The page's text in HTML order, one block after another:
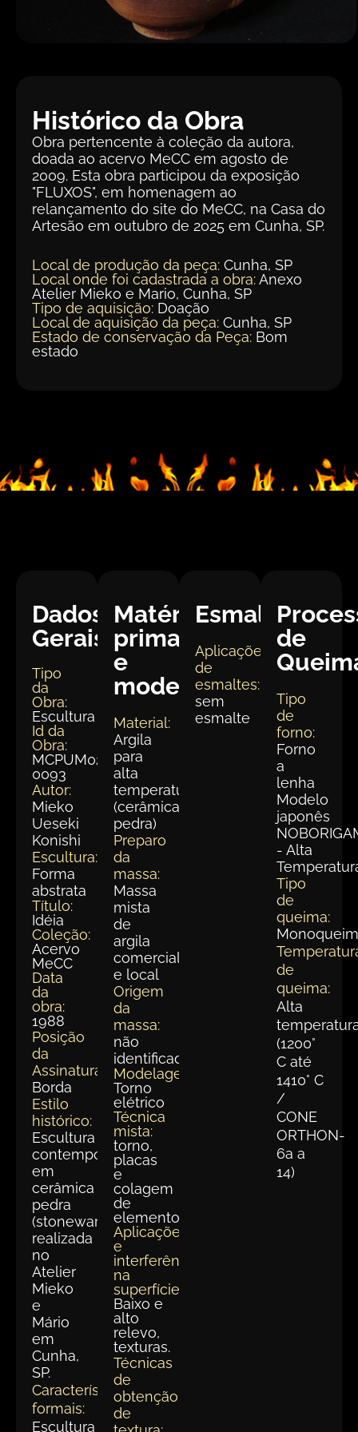
Histórico da Obra
Obra pertencente à coleção da autora,
doada ao acervo MeCC em agosto de
2009. Esta obra participou da exposição
"FLUXOS", em homenagem ao
relançamento do site do MeCC, na Casa do
Artesão em outubro de 2025 em Cunha, SP.
Local de produção da peça: Cunha, SP
Local onde foi cadastrada a obra:Anexo
Atelier Mieko e Mario, Cunha, SP
Tipo de aquisição: Doação
Local de aquisição da peça: Cunha, SP
Estado de conservação da Peça: Bom
estado
Dados
Gerais:
Tipo
da
Obra:
Escultura
Id da
Obra:
MCPUM023-
0093
Autor:
Mieko
Ueseki
Konishi
Escultura:
Forma
abstrata
Título:
Idéia
Coleção:
Acervo
MeCC
Data
da
obra:
1988
Posição
da
Assinatura:
Borda
Estilo
histórico:
Escultura
contemporânea
em
cerâmica
pedra
(stoneware)
realizada
no
Atelier
Mieko
e
Mário
em
Cunha,
SP.
Características
formais:
Escultura
Matéria
prima
e
modelagem
Material:
Argila
para
alta
temperatura
(cerâmica
pedra)
Preparo
da
massa:
Massa
mista
de
argila
comercial
e local
Origem
da
massa:
não
identificada
Modelagem:
Torno
elétrico
Técnica
mista:
torno,
placas
e
colagem
de
elementos
Aplicações
e
interferências
na
superfície:
Baixo e
alto
relevo,
texturas.
Técnicas
de
obtenção
de
Esmaltação
Aplicações
de
esmaltes:
sem
esmalte
de
Tipo
de
forno:
Forno
a
lenha
Modelo
japonês
- Alta
Tipo
de
queima:
de
queima:
Alta
(1200°
C até
1410° C
/
CONE
ORTHON-
6a a
14)